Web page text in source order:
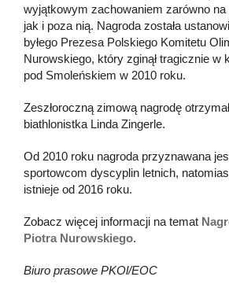
wyjątkowym zachowaniem zarówno na
jak i poza nią. Nagroda została
byłego Prezesa Polskiego Komitetu
Nurowskiego, który zginął tragicznie w
pod Smoleńskiem w 2010 roku.
Zeszłoroczną zimową nagrodę
biathlonistka Linda Zingerle.
Od 2010 roku nagroda przyznawana
sportowcom dyscyplin letnich,
istnieje od 2016 roku.
Zobacz więcej informacji na temat
Piotra Nurowskiego.
Biuro prasowe PKOl/EOC